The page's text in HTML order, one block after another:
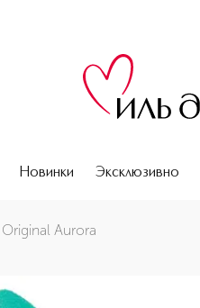
Новинки Эксклюзивно
Aurora